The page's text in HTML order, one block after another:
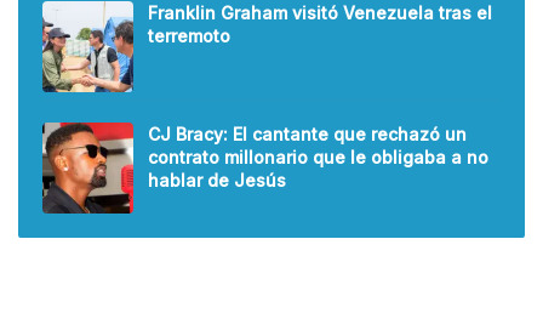
Franklin Graham visitó Venezuela tras el
terremoto
CJ Bracy: El cantante que rechazó un
contrato millonario que le obligaba a no
hablar de Jesús